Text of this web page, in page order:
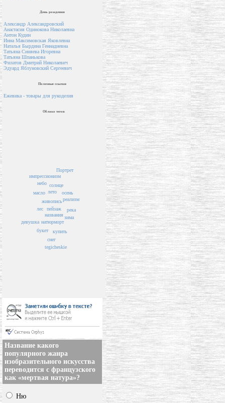
День рождения
Александр Александровский
Анастасия Одинокова Николаевна
Антон Кудин
Инна Максимовская Яковлевна
Наталья Бырдина Геннадиевна
Татьяна Синяева Игоревна
Татьяна Шпанькова
Филатов Дмитрий Николаевич
Эдуард Яблуновский Сергеевич
Полезные ссылки
Ежевика - товары для рукоделия
Облако тегов
пейзаж
названия
живопись
лето
натюрморт
купить
солнце
лес
зима
осень
букет
масло
река
снег
tegicheskie
реализм
небо
импрессионизм
Портрет
девушка
Название какого
популярного жанра
изобразительного искусства
переводится с французского
как «мертвая натура»?
Ню